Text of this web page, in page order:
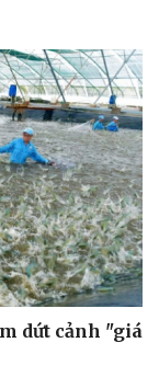
dứt cảnh "giá